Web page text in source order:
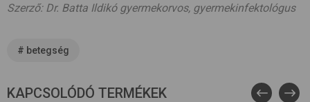
Szerző: Dr. Batta Ildikó gyermekorvos, gyermekinfektológus
# betegség
KAPCSOLÓDÓ TERMÉKEK